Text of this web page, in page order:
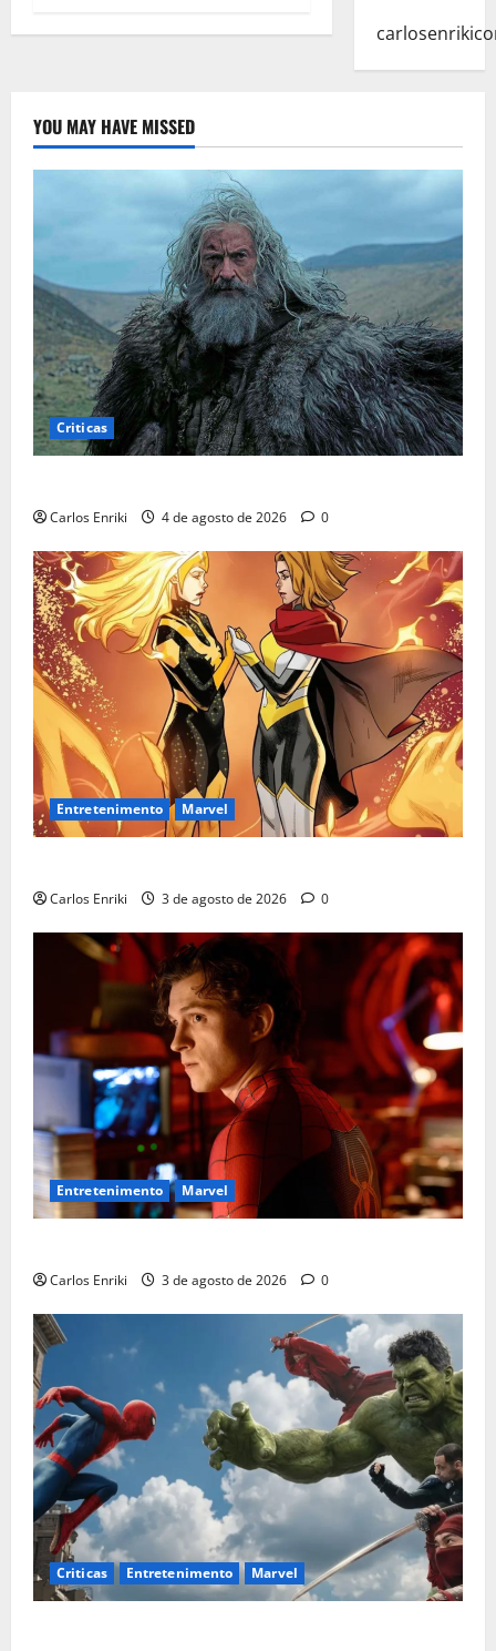
YOU MAY HAVE MISSED
Criticas
Carlos Enriki 4 de agosto de 2026 0
Entretenimento Marvel
Carlos Enriki 3 de agosto de 2026 0
Entretenimento Marvel
Carlos Enriki 3 de agosto de 2026 0
Criticas Entretenimento Marvel